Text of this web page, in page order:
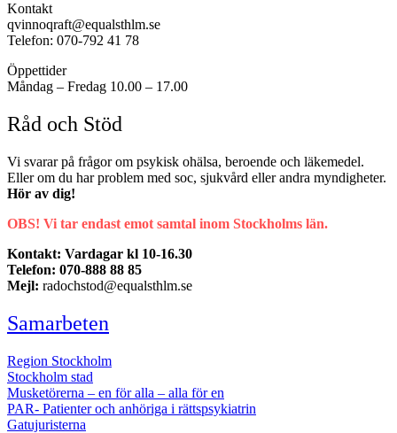
Kontakt
qvinnoqraft@equalsthlm.se
Telefon: 070-792 41 78
Öppettider
Måndag – Fredag 10.00 – 17.00
Råd och Stöd
Vi svarar på frågor om psykisk ohälsa, beroende och läkemedel.
Eller om du har problem med soc, sjukvård eller andra myndigheter.
Hör av dig!
OBS! Vi tar endast emot samtal inom Stockholms län.
Kontakt: Vardagar kl 10-16.30
Telefon: 070-888 88 85
Mejl: radochstod@equalsthlm.se
Samarbeten
Region Stockholm
Stockholm stad
Musketörerna – en för alla – alla för en
PAR- Patienter och anhöriga i rättspsykiatrin
Gatujuristerna